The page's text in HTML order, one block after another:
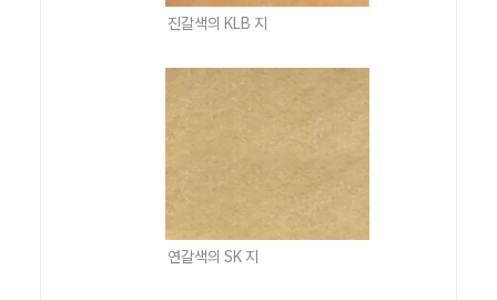
진갈색의 KLB 지
연갈색의 SK 지